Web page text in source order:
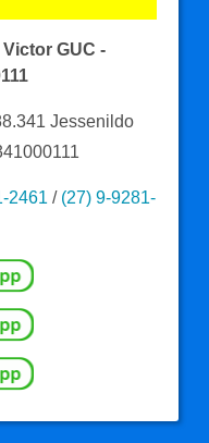
GUC -
Jessenildo
2461 / (27) 9-9281-